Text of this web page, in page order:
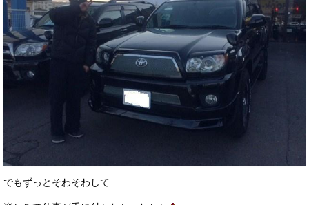
でもずっとそわそわして